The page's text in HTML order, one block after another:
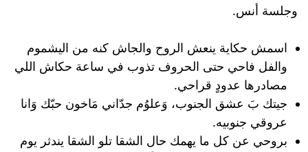
وجلسة أنس.
اسمش حكاية ينعش الروح والجاش كنه من اليشموم
والفل فاحي حتى الحروف تذوب في ساعة حكاش اللي
مصادرها عدودٍ قراحي.
جيتك بَ عشق الجنوب، وَعلوُم جدّاني مَاخون حبّك وَانا
عروقي جنوبيه.
بروحي عن كل ما يهمك حال الشقا تلو الشقا يندثر يوم